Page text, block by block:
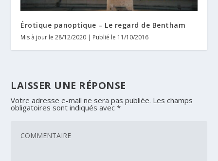
Érotique panoptique – Le regard de Bentham
Mis à jour le 28/12/2020 | Publié le 11/10/2016
LAISSER UNE RÉPONSE
Votre adresse e-mail ne sera pas publiée. Les champs
obligatoires sont indiqués avec*